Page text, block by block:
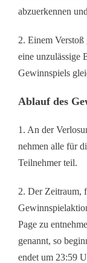
abzuerkennen
2. Einem Verstoß
eine unzulässige
Gewinnspiels
Ablauf des
1. An der
nehmen alle für
Teilnehmer teil.
2. Der Zeitraum,
Page zu
genannt, so
endet um 23:59